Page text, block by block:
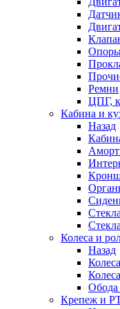
Опоры
Ремни
ЦПГ,
Кабина и
Назад
Стекла
Колеса и
Назад
Обода
Крепеж и